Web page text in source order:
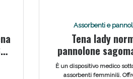
Assorbenti e
Tena lady
pannolone
pezzi
È un dispositivo medico
assorbenti femminili.